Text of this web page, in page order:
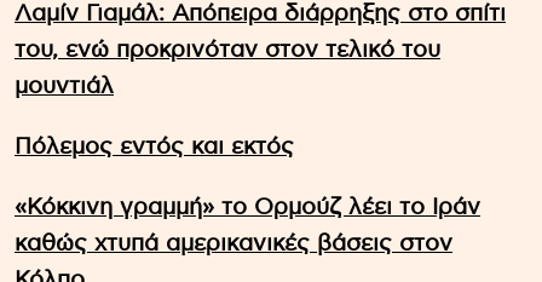
Λαμίν Γιαμάλ: Απόπειρα διάρρηξης στο σπίτι
του, ενώ προκρινόταν στον τελικό του
μουντιάλ
Πόλεμος εντός και εκτός
«Κόκκινη γραμμή» το Ορμούζ λέει το Ιράν
καθώς χτυπά αμερικανικές βάσεις στον